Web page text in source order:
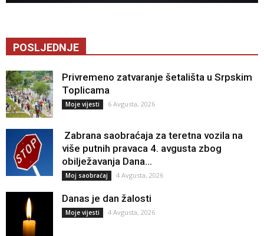
POSLJEDNJE
Privremeno zatvaranje šetališta u Srpskim
Toplicama
Moje vijesti 6 Avgusta, 2026
Zabrana saobraćaja za teretna vozila na
više putnih pravaca 4. avgusta zbog
obilježavanja Dana...
Moj saobraćaj 4 Avgusta, 2026
Danas je dan žalosti
Moje vijesti 4 Avgusta, 2026